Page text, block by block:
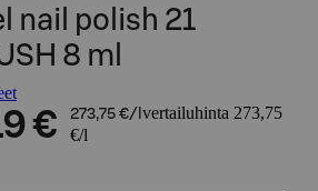
nail polish 21
8 ml
€ 273,75 €/l vertailuhinta 273,75
€/l